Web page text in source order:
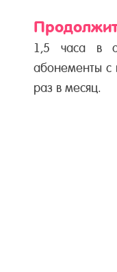
1,5 часа в
абонементы
раз в месяц.